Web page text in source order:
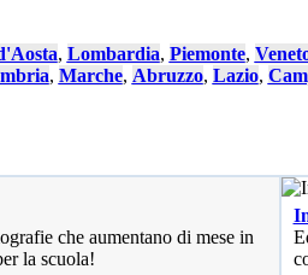
, Lombardia, Piemonte,
, Marche, Abruzzo, Lazio,
che aumentano di mese in
la scuola!